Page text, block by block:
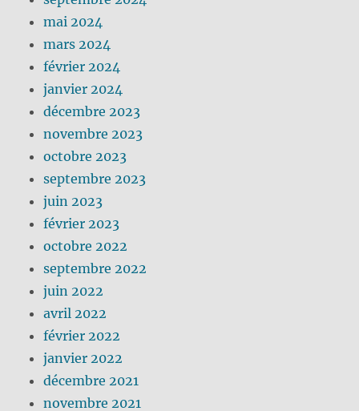
mai 2024
mars 2024
février 2024
janvier 2024
décembre 2023
novembre 2023
octobre 2023
septembre 2023
juin 2023
février 2023
octobre 2022
septembre 2022
juin 2022
avril 2022
février 2022
janvier 2022
décembre 2021
novembre 2021